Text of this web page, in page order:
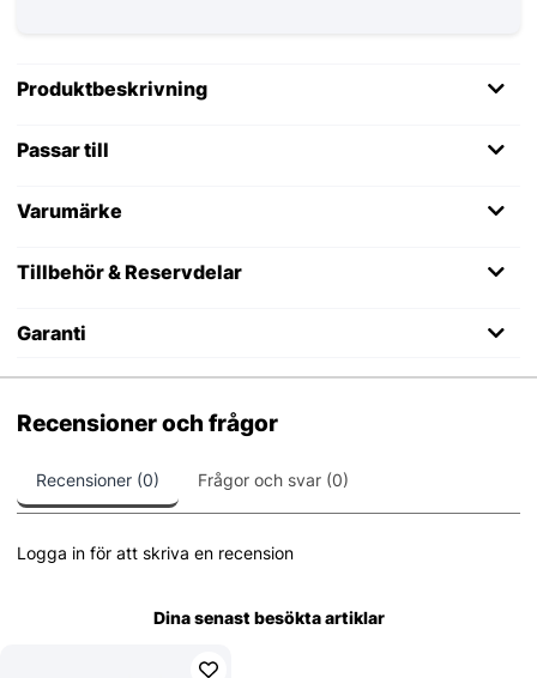
Produktbeskrivning
Passar till
Varumärke
Tillbehör & Reservdelar
Garanti
Recensioner och frågor
Recensioner (0) Frågor och svar (0)
Logga in för att skriva en recension
Dina senast besökta artiklar